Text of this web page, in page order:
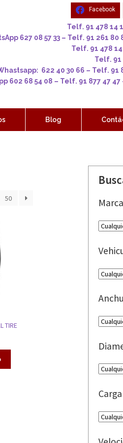
Facebook
Telf. 91 478 14 19 –
627 08 57 33 – Telf. 91 261
Telf. 91 478 14 19 –
Telf. 91 478 14
622 40 30 66 – Telf. 91
602 68 54 08 – Telf. 91 877 47
Blog
50
TIRE
Marca
Carga